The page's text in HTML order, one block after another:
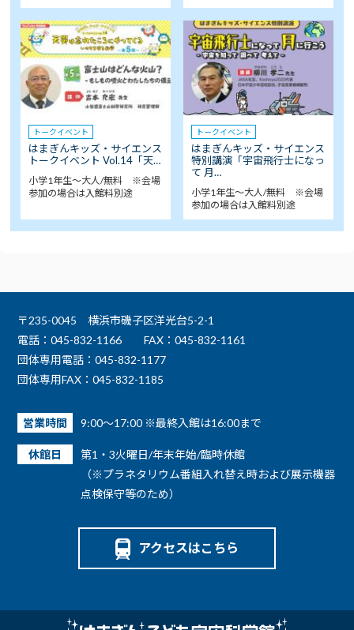
トークイベント
はまぎんキッズ・サイエンス
トークイベント Vol.14「天…
小学1年生～大人/無料 ※会場
参加の場合は入館料別途
トークイベント
はまぎんキッズ・サイエンス
特別講演「宇宙飛行士になっ
て 月…
小学1年生～大人/無料 ※会場
参加の場合は入館料別途
〒235-0045 横浜市磯子区洋光台5-2-1
電話：045-832-1166
FAX：045-832-1161
団体専用電話：045-832-1177
団体専用FAX：045-832-1185
営業時間 9:00～17:00 ※最終入館は16:00まで
休館日
第1・3火曜日/年末年始/臨時休館
（※プラネタリウム番組入れ替え時および展示機器
点検保守等のため）
アクセスはこちら